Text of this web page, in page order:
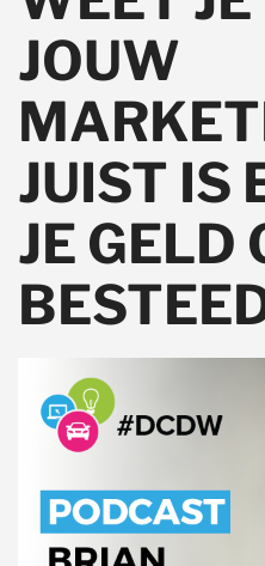
JOUW
JUIST IS
JE GELD